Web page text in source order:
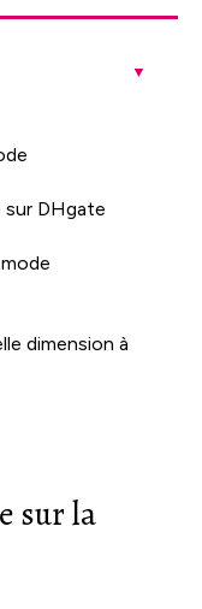
DHgate
dimension à
sur la